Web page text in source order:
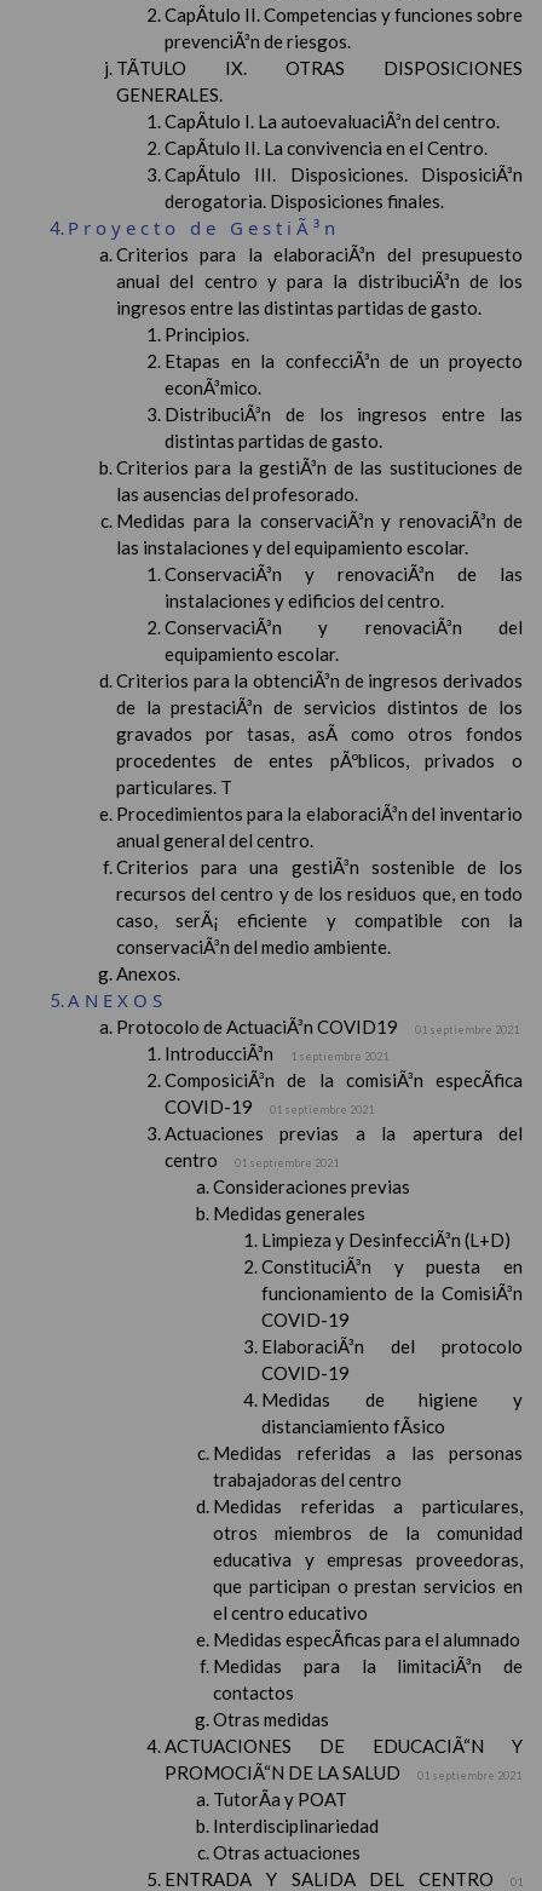
CapÃ­tulo II. Competencias y funciones sobre
prevenciÃ³n de riesgos.
TÃTULO IX. OTRAS DISPOSICIONES
GENERALES.
CapÃ­tulo I. La autoevaluaciÃ³n del centro.
CapÃ­tulo II. La convivencia en el Centro.
CapÃ­tulo III. Disposiciones. DisposiciÃ³n
derogatoria. Disposiciones finales.
Proyecto de GestiÃ³n
Criterios para la elaboraciÃ³n del presupuesto
anual del centro y para la distribuciÃ³n de los
ingresos entre las distintas partidas de gasto.
Principios.
Etapas en la confecciÃ³n de un proyecto
econÃ³mico.
DistribuciÃ³n de los ingresos entre las
distintas partidas de gasto.
Criterios para la gestiÃ³n de las sustituciones de
las ausencias del profesorado.
Medidas para la conservaciÃ³n y renovaciÃ³n de
las instalaciones y del equipamiento escolar.
ConservaciÃ³n y renovaciÃ³n de las
instalaciones y edificios del centro.
ConservaciÃ³n y renovaciÃ³n del
equipamiento escolar.
Criterios para la obtenciÃ³n de ingresos derivados
de la prestaciÃ³n de servicios distintos de los
gravados por tasas, asÃ­ como otros fondos
procedentes de entes pÃºblicos, privados o
particulares. T
Procedimientos para la elaboraciÃ³n del inventario
anual general del centro.
Criterios para una gestiÃ³n sostenible de los
recursos del centro y de los residuos que, en todo
caso, serÃ¡ eficiente y compatible con la
conservaciÃ³n del medio ambiente.
Anexos.
ANEXOS
Protocolo de ActuaciÃ³n COVID19 01 septiembre 2021
IntroducciÃ³n 1 septiembre 2021
ComposiciÃ³n de la comisiÃ³n especÃ­fica
COVID-19
01 septiembre 2021
Actuaciones previas a la apertura del
centro
01 septiembre 2021
Consideraciones previas
Medidas generales
Limpieza y DesinfecciÃ³n (L+D)
ConstituciÃ³n y puesta en
funcionamiento de la ComisiÃ³n
COVID-19
ElaboraciÃ³n del protocolo
COVID-19
Medidas de higiene y
distanciamiento fÃ­sico
Medidas referidas a las personas
trabajadoras del centro
Medidas referidas a particulares,
otros miembros de la comunidad
educativa y empresas proveedoras,
que participan o prestan servicios en
el centro educativo
Medidas especÃ­ficas para el alumnado
Medidas para la limitaciÃ³n de
contactos
Otras medidas
ACTUACIONES DE EDUCACIÃ“N Y
PROMOCIÃ“N DE LA SALUD
01 septiembre 2021
TutorÃ­a y POAT
Interdisciplinariedad
Otras actuaciones
ENTRADA Y SALIDA DEL CENTRO
01